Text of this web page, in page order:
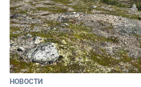
НОВОСТИ